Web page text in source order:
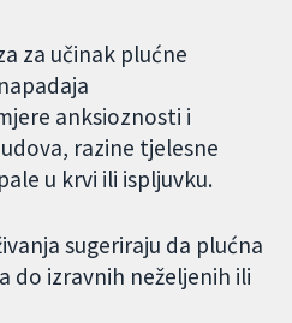
za učinak plućne
anksioznosti i
razine tjelesne
u krvi ili ispljuvku.
sugeriraju da plućna
do izravnih neželjenih ili